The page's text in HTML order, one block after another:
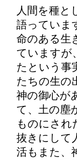
人間を種と
語っていま
命のある生
ていますが
たという事
たちの生の
神の御心が
て、土の塵
ものにされ
抜きにして
活もまた、